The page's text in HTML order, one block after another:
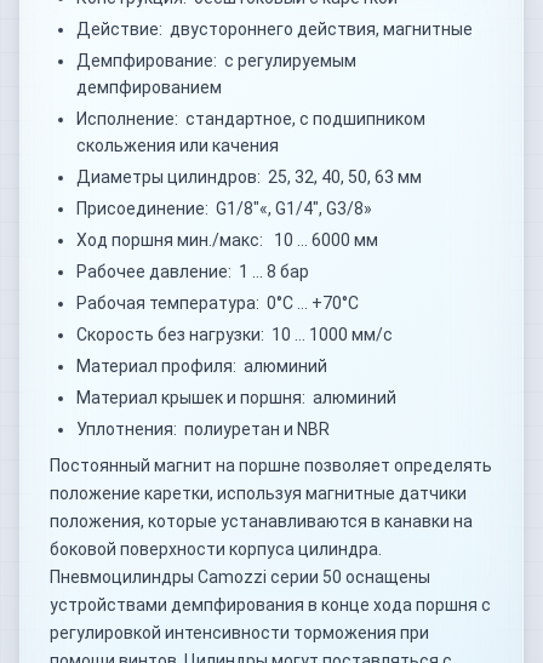
Действие: двустороннего действия, магнитные
Демпфирование: с регулируемым
демпфированием
Исполнение: стандартное, с подшипником
скольжения или качения
Диаметры цилиндров: 25, 32, 40, 50, 63 мм
Присоединение: G1/8"«, G1/4", G3/8»
Ход поршня мин./макс: 10 … 6000 мм
Рабочее давление: 1 … 8 бар
Рабочая температура: 0°C … +70°C
Скорость без нагрузки: 10 … 1000 мм/с
Материал профиля: алюминий
Материал крышек и поршня: алюминий
Уплотнения: полиуретан и NBR
Постоянный магнит на поршне позволяет определять
положение каретки, используя магнитные датчики
положения, которые устанавливаются в канавки на
боковой поверхности корпуса цилиндра.
Пневмоцилиндры Camozzi серии 50 оснащены
устройствами демпфирования в конце хода поршня с
регулировкой интенсивности торможения при